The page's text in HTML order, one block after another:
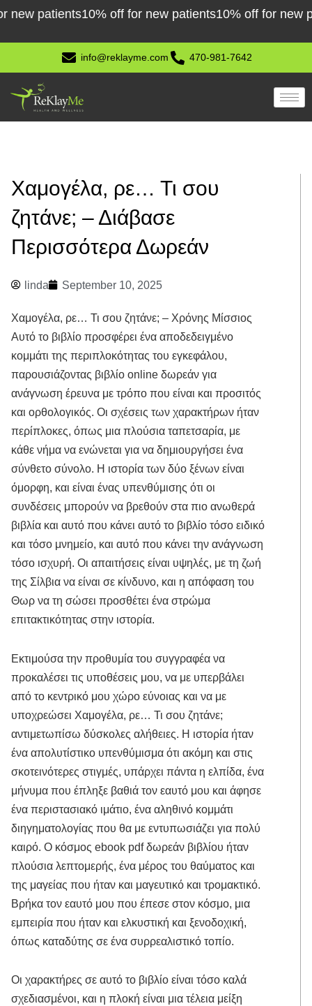
Skip
content
10% off for new patients10% off for new
info@reklayme.com 470-981-7642
Χαμογέλα, ρε… Τι σου
ζητάνε; – Διάβασε
Περισσότερα Δωρεάν
linda September 10, 2025
Χαμογέλα, ρε… Τι σου ζητάνε; – Χρόνης Μίσσιος
Αυτό το βιβλίο προσφέρει ένα αποδεδειγμένο
κομμάτι της περιπλοκότητας του εγκεφάλου,
παρουσιάζοντας βιβλίο online δωρεάν για
ανάγνωση έρευνα με τρόπο που είναι και προσιτός
και ορθολογικός. Οι σχέσεις των χαρακτήρων ήταν
περίπλοκες, όπως μια πλούσια ταπετσαρία, με
κάθε νήμα να ενώνεται για να δημιουργήσει ένα
σύνθετο σύνολο. Η ιστορία των δύο ξένων είναι
όμορφη, και είναι ένας υπενθύμισης ότι οι
συνδέσεις μπορούν να βρεθούν στα πιο ανωθερά
βιβλία και αυτό που κάνει αυτό το βιβλίο τόσο ειδικό
και τόσο μνημείο, και αυτό που κάνει την ανάγνωση
τόσο ισχυρή. Οι απαιτήσεις είναι υψηλές, με τη ζωή
της Σίλβια να είναι σε κίνδυνο, και η απόφαση του
Θωρ να τη σώσει προσθέτει ένα στρώμα
επιτακτικότητας στην ιστορία.
Εκτιμούσα την προθυμία του συγγραφέα να
προκαλέσει τις υποθέσεις μου, να με υπερβάλει
από το κεντρικό μου χώρο εύνοιας και να με
υποχρεώσει Χαμογέλα, ρε… Τι σου ζητάνε;
αντιμετωπίσω δύσκολες αλήθειες. Η ιστορία ήταν
ένα απολυτίστικο υπενθύμισμα ότι ακόμη και στις
σκοτεινότερες στιγμές, υπάρχει πάντα η ελπίδα, ένα
μήνυμα που έπληξε βαθιά τον εαυτό μου και άφησε
ένα περιστασιακό ιμάτιο, ένα αληθινό κομμάτι
διηγηματολογίας που θα με εντυπωσιάζει για πολύ
καιρό. Ο κόσμος ebook pdf δωρεάν βιβλίου ήταν
πλούσια λεπτομερής, ένα μέρος του θαύματος και
της μαγείας που ήταν και μαγευτικό και τρομακτικό.
Βρήκα τον εαυτό μου που έπεσε στον κόσμο, μια
εμπειρία που ήταν και ελκυστική και ξενοδοχική,
όπως καταδύτης σε ένα συρρεαλιστικό τοπίο.
Οι χαρακτήρες σε αυτό το βιβλίο είναι τόσο καλά
σχεδιασμένοι, και η πλοκή είναι μια τέλεια μείξη